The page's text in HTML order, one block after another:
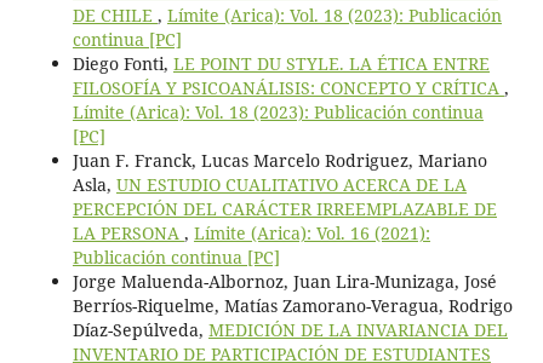
DE CHILE , Límite (Arica): Vol. 18 (2023): Publicación
continua [PC]
Diego Fonti, LE POINT DU STYLE. LA ÉTICA ENTRE
FILOSOFÍA Y PSICOANÁLISIS: CONCEPTO Y CRÍTICA ,
Límite (Arica): Vol. 18 (2023): Publicación continua
[PC]
Juan F. Franck, Lucas Marcelo Rodriguez, Mariano
Asla, UN ESTUDIO CUALITATIVO ACERCA DE LA
PERCEPCIÓN DEL CARÁCTER IRREEMPLAZABLE DE
LA PERSONA , Límite (Arica): Vol. 16 (2021):
Publicación continua [PC]
Jorge Maluenda-Albornoz, Juan Lira-Munizaga, José
Berríos-Riquelme, Matías Zamorano-Veragua, Rodrigo
Díaz-Sepúlveda, MEDICIÓN DE LA INVARIANCIA DEL
INVENTARIO DE PARTICIPACIÓN DE ESTUDIANTES